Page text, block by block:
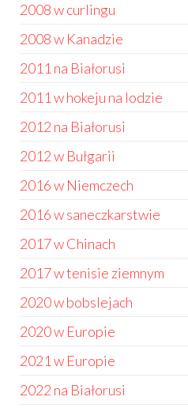
2008 w curlingu
2008 w Kanadzie
2011 na Białorusi
2011 w hokeju na lodzie
2012 na Białorusi
2012 w Bułgarii
2016 w Niemczech
2016 w saneczkarstwie
2017 w Chinach
2017 w tenisie ziemnym
2020 w bobslejach
2020 w Europie
2021 w Europie
2022 na Białorusi